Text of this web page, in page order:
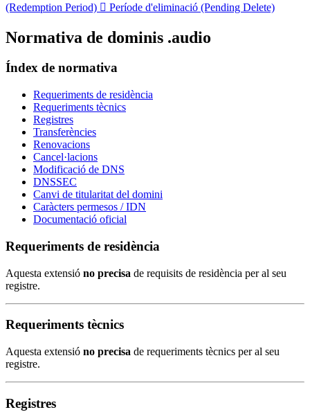
(Redemption Period)  Període d'eliminació (Pending Delete)
Normativa de dominis .audio
Índex de normativa
Requeriments de residència
Requeriments tècnics
Registres
Transferències
Renovacions
Cancel·lacions
Modificació de DNS
DNSSEC
Canvi de titularitat del domini
Caràcters permesos / IDN
Documentació oficial
Requeriments de residència
Aquesta extensió no precisa de requisits de residència per al seu
registre.
Requeriments tècnics
Aquesta extensió no precisa de requeriments tècnics per al seu
registre.
Registres